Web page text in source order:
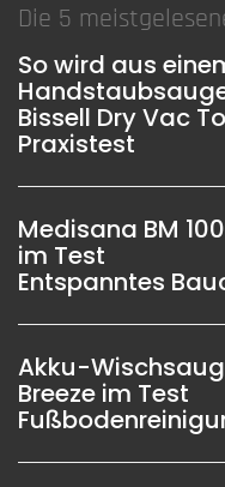
Die 5
So wird aus
Bissell Dry Vac
Praxistest
Medisana BM
im Test
Entspanntes
Akku-
Breeze im Test